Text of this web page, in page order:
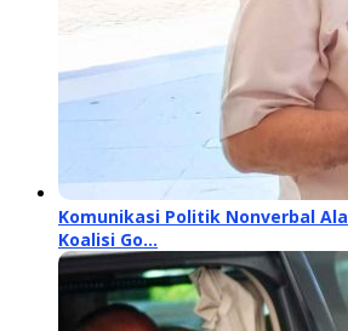
Komunikasi Politik Nonverbal
Koalisi Go…